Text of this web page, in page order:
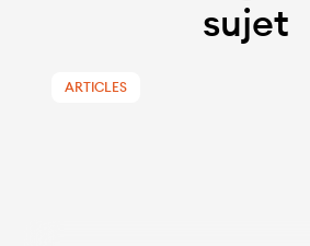
sujet
ARTICLES